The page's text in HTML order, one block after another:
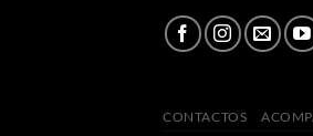
CONTACTOS